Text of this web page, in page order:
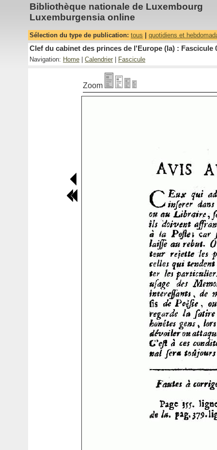
Bibliothèque nationale de Luxembourg
Luxemburgensia online
Sélection du type de publication: tous quotidiens et
Clef du cabinet des princes de l'Europe (la) : Fascicule
Navigation: Home Calendrier Fascicule
Zoom